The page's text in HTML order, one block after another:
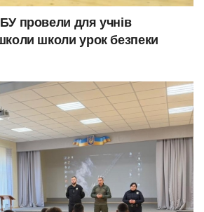
провели для учнів
школи урок безпеки